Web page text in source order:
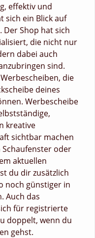
effektiv und
sich ein Blick auf
Der Shop hat sich
die nicht nur
dabei auch
sind.
die
deines
Werbescheibe
kreative
sichtbar machen
Schaufenster oder
aktuellen
du dir zusätzlich
noch günstiger in
Auch das
für registrierte
doppelt, wenn du
gehst.